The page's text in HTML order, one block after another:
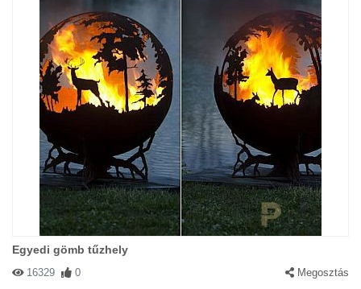
Egyedi gömb tűzhely
16329 0 Megosztás